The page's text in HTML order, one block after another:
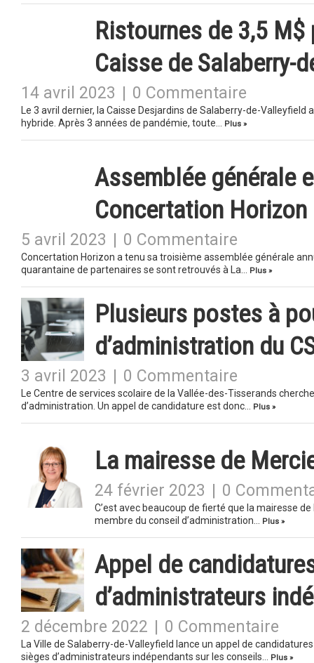
Ristournes de 3,5
Caisse de Salaberry-
14 avril 2023 0 Commentaire
Le 3 avril dernier, la Caisse Desjardins de Salaberry-de-
hybride. Après 3 années de pandémie, toute…
Plus »
Assemblée générale
Concertation Horizon
5 avril 2023 0 Commentaire
Concertation Horizon a tenu sa troisième assemblée générale
quarantaine de partenaires se sont retrouvés à La…
Plus »
Plusieurs postes à
d’administration du
3 avril 2023 0 Commentaire
Le Centre de services scolaire de la Vallée-des-Tisserands
d’administration. Un appel de candidature est donc…
Plus »
La mairesse de
24 février 2023 0
C’est avec beaucoup de fierté que la mairesse
membre du conseil d’administration…
Plus »
Appel de
d’administrateurs
2 décembre 2022 0 Commentaire
La Ville de Salaberry-de-Valleyfield lance un appel de
sièges d’administrateurs indépendants sur les conseils…
Plus »